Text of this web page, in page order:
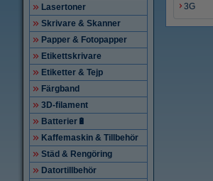
Lasertoner
Skrivare & Skanner
Papper & Fotopapper
Etikettskrivare
Etiketter & Tejp
Färgband
3D-filament
Batterier🔋
Kaffemaskin & Tillbehör
Städ & Rengöring
Datortillbehör
3G